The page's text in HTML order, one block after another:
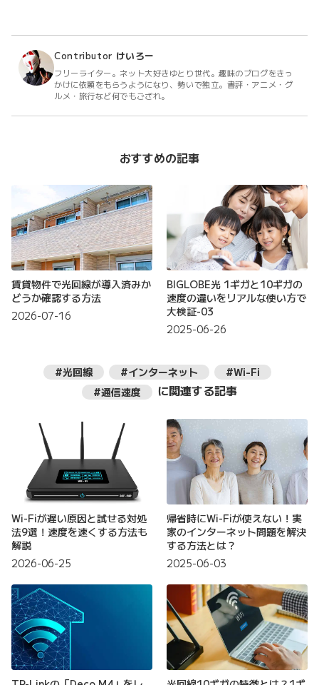
Contributor けいろー
フリーライター。ネット大好きゆとり世代。趣味のブログをきっ
かけに依頼をもらうようになり、勢いで独立。書評・アニメ・グ
ルメ・旅行など何でもござれ。
おすすめの記事
賃貸物件で光回線が導入済みか
どうか確認する方法
2026-07-16
BIGLOBE光 1ギガと10ギガの
速度の違いをリアルな使い方で
大検証-03
2025-06-26
#光回線 #インターネット
#Wi-Fi
#通信速度
に関連する記事
Wi-Fiが遅い原因と試せる対処
法9選！速度を速くする方法も
解説
2026-06-25
帰省時にWi-Fiが使えない！実
家のインターネット問題を解決
する方法とは？
2025-06-03